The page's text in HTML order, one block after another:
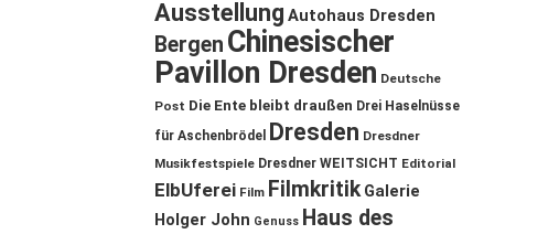
Ausstellung Autohaus Dresden
Bergen Chinesischer
Pavillon Dresden Deutsche
Post Die Ente bleibt draußen Drei Haselnüsse
für Aschenbrödel
Dresden Dresdner
Musikfestspiele Dresdner WEITSICHT Editorial
ElbUferei Film Filmkritik Galerie
Holger John Genuss Haus des